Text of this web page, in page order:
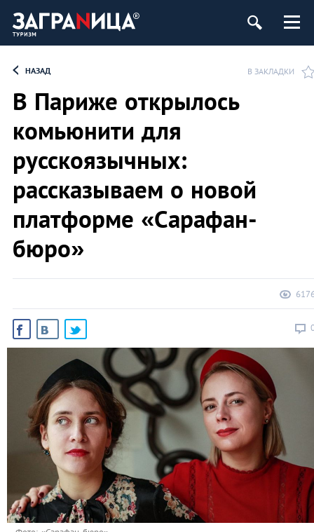
НАЗАД В ЗАКЛАДКИ
В Париже открылось
комьюнити для
русскоязычных:
рассказываем о новой
платформе «Сарафан-
бюро»